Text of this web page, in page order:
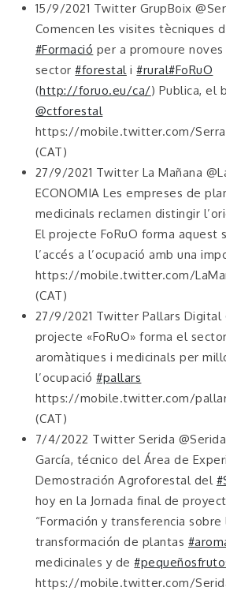
15/9/2021 Twitter GrupBoix
Comencen les visites tècniques
#Formació per a promoure
sector#forestal i#rural#FoRuO
(http://foruo.eu/ca/) Publica, el
@ctforestal
https://mobile.twitter.com/
(CAT)
27/9/2021 Twitter La Mañana
ECONOMIA Les empreses de
medicinals reclamen distingir
El projecte FoRuO forma aquest
l’accés a l’ocupació amb una
https://mobile.twitter.com/
(CAT)
27/9/2021 Twitter Pallars Digital
projecte «FoRuO» forma el
aromàtiques i medicinals per
l’ocupació#pallars
https://mobile.twitter.com/
(CAT)
7/4/2022 Twitter Serida
García, técnico del Área de
Demostración Agroforestal del
hoy en la Jornada final de
“Formación y transferencia
transformación de plantas
medicinales y de
https://mobile.twitter.com/